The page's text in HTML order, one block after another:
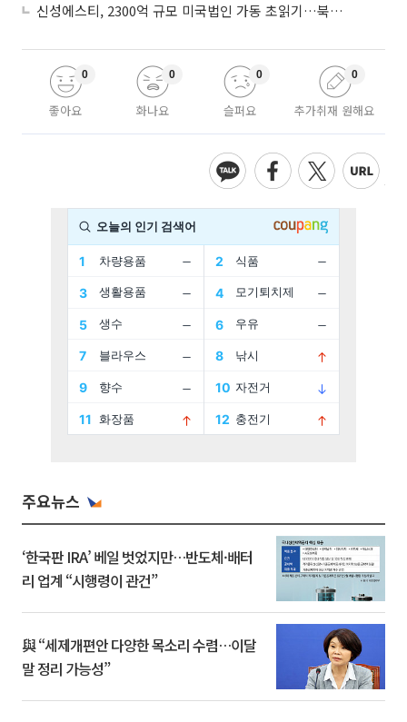
신성에스티, 2300억 규모 미국법인 가동 초읽기…북미 ESS 공략 본격화
좋아요
0
화나요
0
슬퍼요
0
추가취재 원해요
0
주요뉴스
‘한국판 IRA’ 베일 벗었지만…반도체·배터
리 업계 “시행령이 관건”
與 “세제개편안 다양한 목소리 수렴…이달
말 정리 가능성”